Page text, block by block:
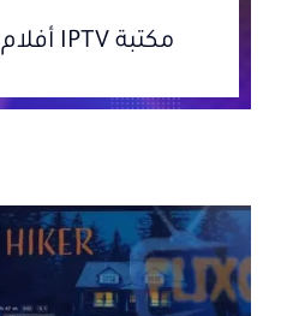
مكتبة IPTV أفلام حصرية 2025